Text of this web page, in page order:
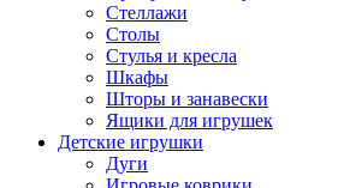
Стеллажи
Столы
Стулья и кресла
Шкафы
Шторы и занавески
Ящики для игрушек
Детские игрушки
Дуги